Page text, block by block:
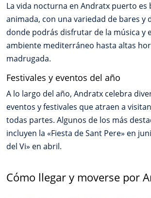
La vida nocturna en Andratx puerto es
animada, con una variedad de bares y
donde podrás disfrutar de la música y
ambiente mediterráneo hasta altas
madrugada.
Festivales y eventos del año
A lo largo del año, Andratx celebra
eventos y festivales que atraen a
todas partes. Algunos de los más
incluyen la «Fiesta de Sant Pere» en
del Vi» en abril.
Cómo llegar y moverse por